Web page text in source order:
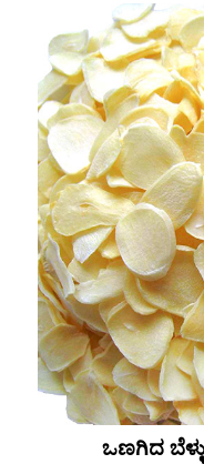
ಒಣಗಿದ